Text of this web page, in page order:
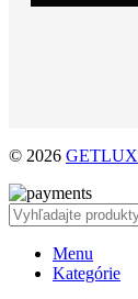
© 2026 GETLUX
Menu
Kategórie